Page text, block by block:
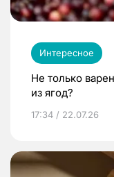
Интересное
Не только
из ягод?
17:34 / 22.07.26